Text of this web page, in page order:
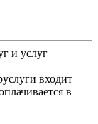
и услуг
входит
в